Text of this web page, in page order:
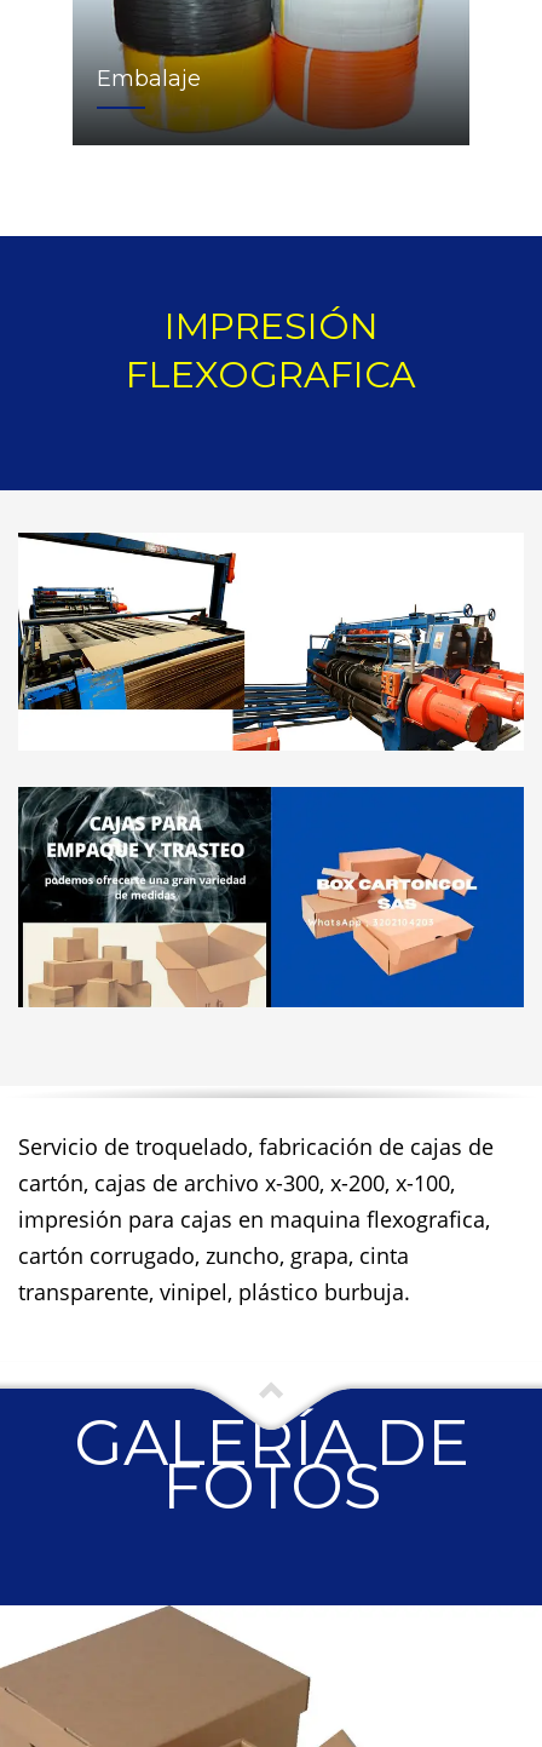
Embalaje
IMPRESIÓN
FLEXOGRAFICA
Servicio de troquelado, fabricación de cajas de
cartón, cajas de archivo x-300, x-200, x-100,
impresión para cajas en maquina flexografica,
cartón corrugado, zuncho, grapa, cinta
transparente, vinipel, plástico burbuja.
GALERÍA DE
FOTOS